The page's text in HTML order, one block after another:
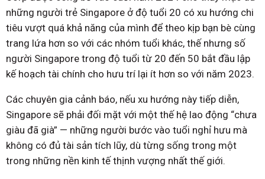
những người trẻ Singapore ở độ tuổi 20 có xu hướng chi
tiêu vượt quá khả năng của mình để theo kịp bạn bè cùng
trang lứa hơn so với các nhóm tuổi khác, thế nhưng số
người Singapore trong độ tuổi từ 20 đến 50 bắt đầu lập
kế hoạch tài chính cho hưu trí lại ít hơn so với năm 2023.
Các chuyên gia cảnh báo, nếu xu hướng này tiếp diễn,
Singapore sẽ phải đối mặt với một thế hệ lao động “chưa
giàu đã già” — những người bước vào tuổi nghỉ hưu mà
không có đủ tài sản tích lũy, dù từng sống trong một
trong những nền kinh tế thịnh vượng nhất thế giới.